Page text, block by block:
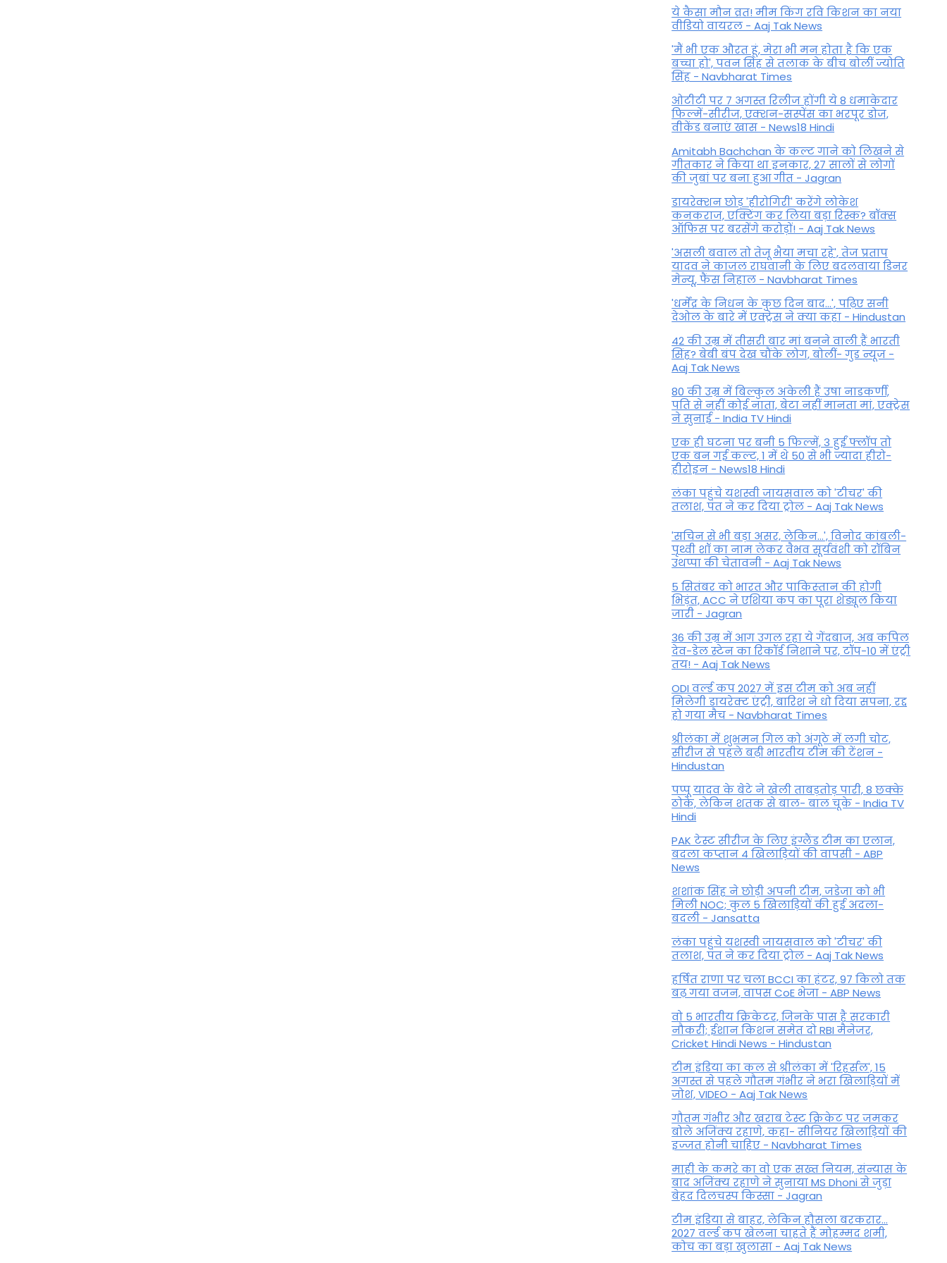
ये कैसा मौन व्रत! मीम किंग रवि किशन का नया
वीडियो वायरल - Aaj Tak News
'मैं भी एक औरत हूं, मेरा भी मन होता है कि एक
बच्चा हो', पवन सिंह से तलाक के बीच बोलीं ज्योति
सिंह - Navbharat Times
ओटीटी पर 7 अगस्त रिलीज होंगी ये 8 धमाकेदार
फिल्में-सीरीज, एक्शन-सस्पेंस का भरपूर डोज,
वीकेंड बनाएं खास - News18 Hindi
Amitabh Bachchan के कल्ट गाने को लिखने से
गीतकार ने किया था इनकार, 27 सालों से लोगों
की जुबां पर बना हुआ गीत - Jagran
डायरेक्शन छोड़ 'हीरोगिरी' करेंगे लोकेश
कनकराज, एक्टिंग कर लिया बड़ा रिस्क? बॉक्स
ऑफिस पर बरसेंगे करोड़ों! - Aaj Tak News
'असली बवाल तो तेजू भैया मचा रहे', तेज प्रताप
यादव ने काजल राघवानी के लिए बदलवाया डिनर
मेन्यू, फैंस न‍िहाल - Navbharat Times
'धर्मेंद्र के निधन के कुछ दिन बाद...', पढ़िए सनी
देओल के बारे में एक्ट्रेस ने क्या कहा - Hindustan
42 की उम्र में तीसरी बार मां बनने वाली हैं भारती
सिंह? बेबी बंप देख चौंके लोग, बोलीं- गुड न्यूज -
Aaj Tak News
80 की उम्र में बिल्कुल अकेली हैं उषा नाडकर्णी,
पति से नहीं कोई नाता, बेटा नहीं मानता मां, एक्ट्रेस
ने सुनाई - India TV Hindi
एक ही घटना पर बनी 5 फिल्में, 3 हुईं फ्लॉप तो
एक बन गई कल्ट, 1 में थे 50 से भी ज्यादा हीरो-
हीरोइन - News18 Hindi
लंका पहुंचे यशस्वी जायसवाल को 'टीचर' की
तलाश, पंत ने कर द‍िया ट्रोल - Aaj Tak News
'सचिन से भी बड़ा असर, लेकिन...', व‍िनोद कांबली-
पृथ्वी शॉ का नाम लेकर वैभव सूर्यवंशी को रॉबिन
उथप्पा की चेतावनी - Aaj Tak News
5 सितंबर को भारत और पाकिस्‍तान की होगी
भिड़ंत, ACC ने एशिया कप का पूरा शेड्यूल किया
जारी - Jagran
36 की उम्र में आग उगल रहा ये गेंदबाज, अब कपिल
देव-डेल स्टेन का रिकॉर्ड निशाने पर, टॉप-10 में एंट्री
तय! - Aaj Tak News
ODI वर्ल्ड कप 2027 में इस टीम को अब नहीं
मिलेगी डायरेक्ट एंट्री, बारिश ने धो दिया सपना, रद्द
हो गया मैच - Navbharat Times
श्रीलंका में शुभमन गिल को अंगूठे में लगी चोट,
सीरीज से पहले बढ़ी भारतीय टीम की टेंशन -
Hindustan
पप्पू यादव के बेटे ने खेली ताबड़तोड़ पारी, 8 छक्के
ठोके, लेकिन शतक से बाल- बाल चूके - India TV
Hindi
PAK टेस्ट सीरीज के लिए इंग्लैंड टीम का एलान,
बदला कप्तान 4 खिलाड़ियों की वापसी - ABP
News
शशांक सिंह ने छोड़ी अपनी टीम, जडेजा को भी
मिली NOC; कुल 5 खिलाड़ियों की हुई अदला-
बदली - Jansatta
लंका पहुंचे यशस्वी जायसवाल को 'टीचर' की
तलाश, पंत ने कर द‍िया ट्रोल - Aaj Tak News
हर्षित राणा पर चला BCCI का हंटर, 97 किलो तक
बढ़ गया वजन, वापस CoE भेजा - ABP News
वो 5 भारतीय क्रिकेटर, जिनके पास है सरकारी
नौकरी; ईशान किशन समेत दो RBI मैनेजर,
Cricket Hindi News - Hindustan
टीम इंडिया का कल से श्रीलंका में 'रिहर्सल', 15
अगस्त से पहले गौतम गंभीर ने भरा ख‍िलाड़‍ियों में
जोश, VIDEO - Aaj Tak News
गौतम गंभीर और खराब टेस्ट क्रिकेट पर जमकर
बोले अजिंक्य रहाणे, कहा- सीनियर खिलाड़ियों की
इज्जत होनी चाहिए - Navbharat Times
माही के कमरे का वो एक सख्त नियम, संन्यास के
बाद अजिंक्‍य रहाणे ने सुनाया MS Dhoni से जुड़ा
बेहद दिलचस्प किस्सा - Jagran
टीम इंडिया से बाहर, लेकिन हौसला बरकरार...
2027 वर्ल्ड कप खेलना चाहते हैं मोहम्मद शमी,
कोच का बड़ा खुलासा - Aaj Tak News